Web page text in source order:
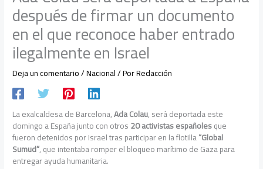
después de firmar un documento
en el que reconoce haber entrado
ilegalmente en Israel
Deja un comentario/Nacional/ PorRedacción
La exalcaldesa de Barcelona,Ada Colau, será deportada este
domingo a España junto con otros20 activistas españolesque
fueron detenidos por Israel tras participar en la flotilla“Global
Sumud”, que intentaba romper el bloqueo marítimo de Gaza para
entregar ayuda humanitaria.